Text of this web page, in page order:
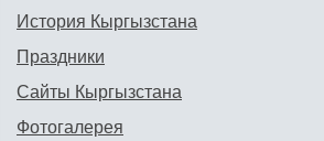
История Кыргызстана
Праздники
Сайты Кыргызстана
Фотогалерея